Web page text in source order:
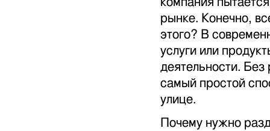
рынке. Конечно,
этого? В
услуги или
деятельности.
самый простой
улице.
Почему нужно